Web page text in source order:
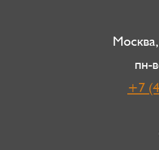
пн-
+7